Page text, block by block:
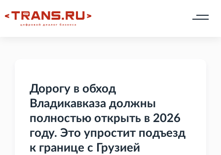
Дорогу в обход
Владикавказа должны
полностью открыть в 2026
году. Это упростит подъезд
к границе с Грузией